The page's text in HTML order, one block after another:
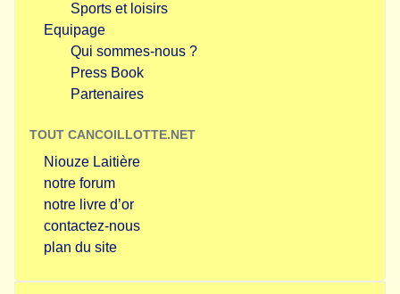
Sports et loisirs
Equipage
Qui sommes-nous ?
Press Book
Partenaires
TOUT CANCOILLOTTE.NET
Niouze Laitière
notre forum
notre livre d’or
contactez-nous
plan du site